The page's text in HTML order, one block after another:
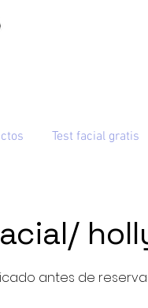
Test facial gratis
antes de